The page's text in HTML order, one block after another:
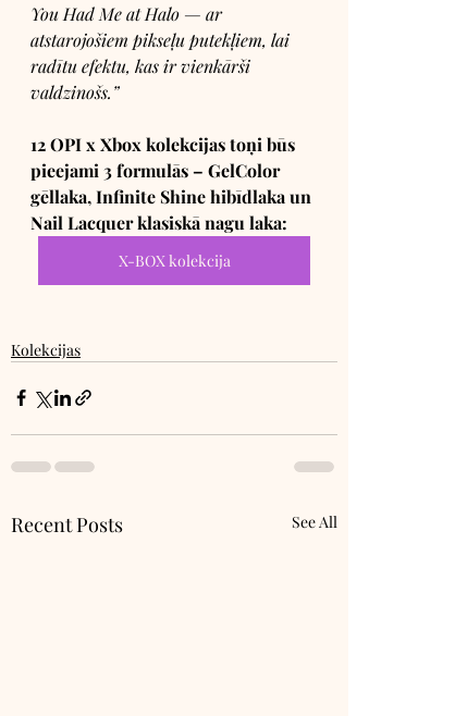
You Had Me at Halo — ar
atstarojošiem pikseļu putekļiem, lai
radītu efektu, kas ir vienkārši
valdzinošs.”
12 OPI x Xbox kolekcijas toņi būs
pieejami 3 formulās – GelColor
gēllaka, Infinite Shine hibīdlaka un
Nail Lacquer klasiskā nagu laka:
X-BOX kolekcija
Kolekcijas
Recent Posts See All